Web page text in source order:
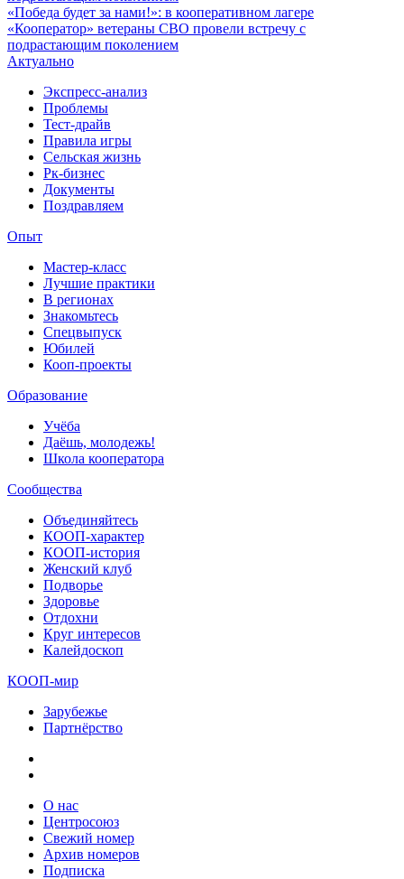
«Победа будет за нами!»: в кооперативном лагере
«Кооператор» ветераны СВО провели встречу с
подрастающим поколением
Актуально
Экспресс-анализ
Проблемы
Тест-драйв
Правила игры
Сельская жизнь
Рк-бизнес
Документы
Поздравляем
Опыт
Мастер-класс
Лучшие практики
В регионах
Знакомьтесь
Спецвыпуск
Юбилей
Кооп-проекты
Образование
Учёба
Даёшь, молодежь!
Школа кооператора
Сообщества
Объединяйтесь
КООП-характер
КООП-история
Женский клуб
Подворье
Здоровье
Отдохни
Круг интересов
Калейдоскоп
КООП-мир
Зарубежье
Партнёрство
О нас
Центросоюз
Свежий номер
Архив номеров
Подписка